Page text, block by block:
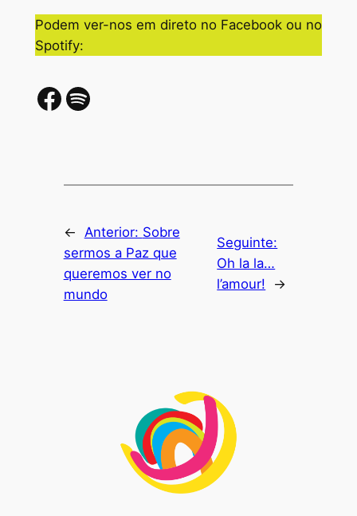
Podem ver-nos em direto no Facebook ou no
Spotify:
Facebook
Spotify
← Anterior: Sobre
sermos a Paz que
queremos ver no
mundo
Seguinte:
Oh la la…
l’amour!
→